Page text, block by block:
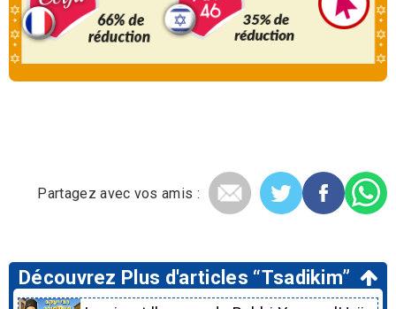
Partagez avec vos amis :
Découvrez Plus d'articles “Tsadikim”